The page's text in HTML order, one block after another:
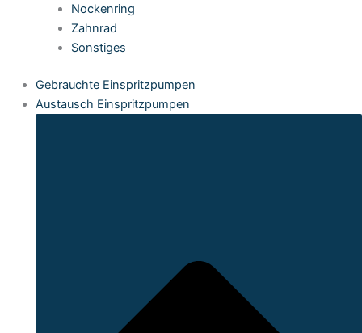
Nockenring
Zahnrad
Sonstiges
Gebrauchte Einspritzpumpen
Austausch Einspritzpumpen